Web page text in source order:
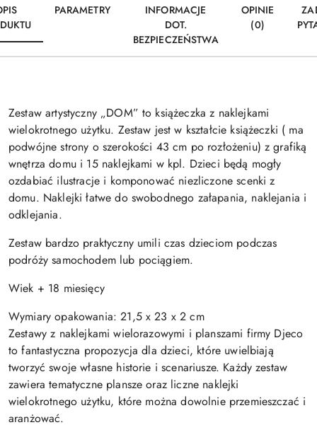
PARAMETRY
INFORMACJE
DOT.
BEZPIECZEŃSTWA
OPINIE
(0)
Zestaw artystyczny „DOM” to książeczka z naklejkami
wielokrotnego użytku. Zestaw jest w kształcie książeczki ( ma
podwójne strony o szerokości 43 cm po rozłożeniu) z grafiką
wnętrza domu i 15 naklejkami w kpl. Dzieci będą mogły
ozdabiać ilustracje i komponować niezliczone scenki z
domu. Naklejki łatwe do swobodnego załapania, naklejania i
odklejania.
Zestaw bardzo praktyczny umili czas dzieciom podczas
podróży samochodem lub pociągiem.
Wiek + 18 miesięcy
Wymiary opakowania: 21,5 x 23 x 2 cm
Zestawy z naklejkami wielorazowymi i planszami firmy Djeco
to fantastyczna propozycja dla dzieci, które uwielbiają
tworzyć swoje własne historie i scenariusze. Każdy zestaw
zawiera tematyczne plansze oraz liczne naklejki
wielokrotnego użytku, które można dowolnie przemieszczać i
aranżować.